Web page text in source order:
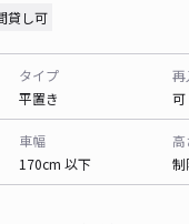
貸し可
タイプ
平置き
再
可
車幅
170cm 以下
高
制